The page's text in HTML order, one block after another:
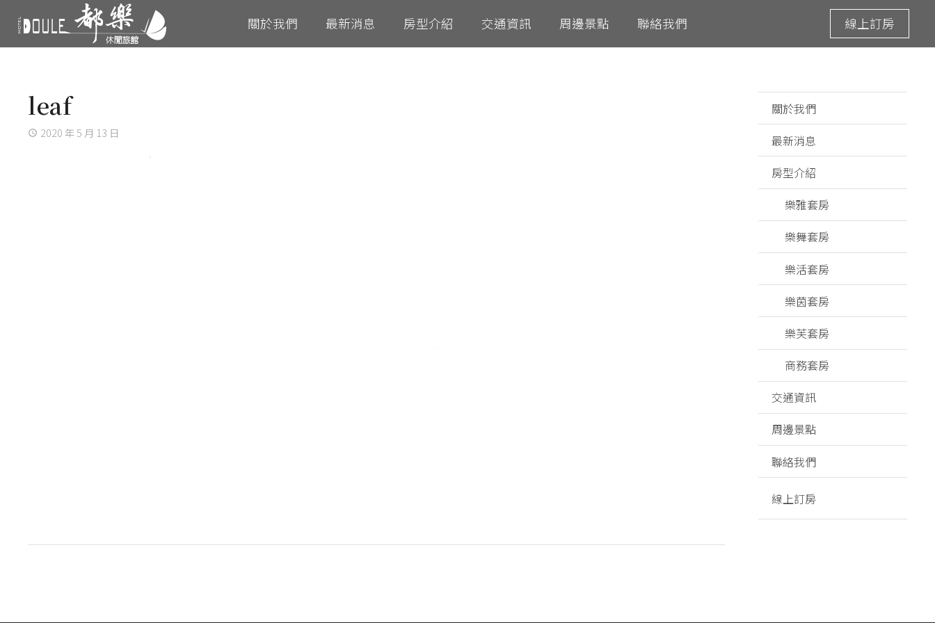
關於我們 最新消息 房型介紹 交通資訊 周邊景點 聯絡我們 線上訂房
leaf
access_time 2020 年 5 月 13 日
關於我們
最新消息
房型介紹
樂雅套房
樂舞套房
樂活套房
樂茵套房
樂芙套房
商務套房
交通資訊
周邊景點
聯絡我們
線上訂房